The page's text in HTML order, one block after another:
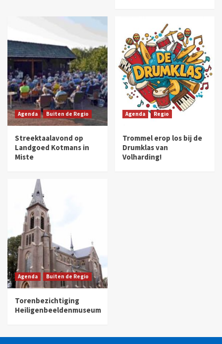
Agenda Buiten de Regio
Streektaalavond op
Landgoed Kotmans in
Miste
Agenda Regio
Trommel erop los bij de
Drumklas van
Volharding!
Agenda Buiten de Regio
Torenbezichtiging
Heiligenbeeldenmuseum